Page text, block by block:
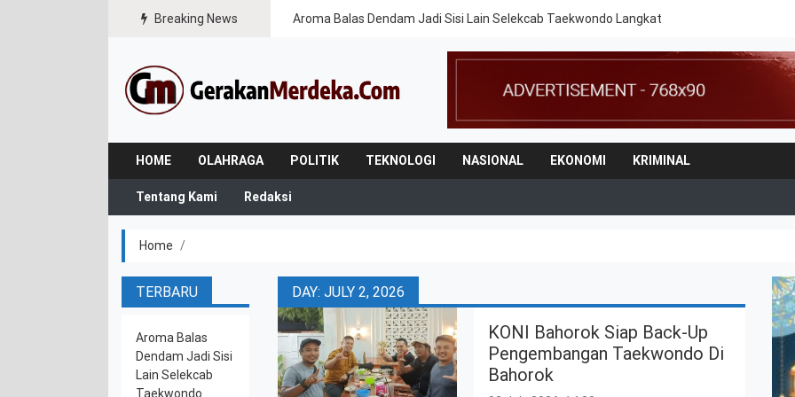
Breaking News Aroma Balas Dendam Jadi Sisi Lain Selekcab Taekwondo Langkat
HOME OLAHRAGA POLITIK TEKNOLOGI NASIONAL EKONOMI KRIMINAL
Tentang Kami Redaksi
Home
DAY: JULY 2, 2026
KONI Bahorok Siap Back-Up
Pengembangan Taekwondo Di
Bahorok
TERBARU
Aroma Balas
Dendam Jadi Sisi
Lain Selekcab
Taekwondo